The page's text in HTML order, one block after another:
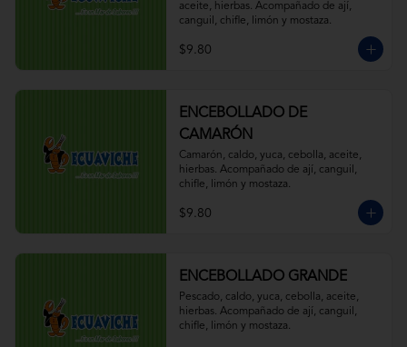
aceite, hierbas. Acompañado de ají,
canguil, chifle, limón y mostaza.
$9.80
ENCEBOLLADO DE
CAMARÓN
Camarón, caldo, yuca, cebolla, aceite,
hierbas. Acompañado de ají, canguil,
chifle, limón y mostaza.
$9.80
ENCEBOLLADO GRANDE
Pescado, caldo, yuca, cebolla, aceite,
hierbas. Acompañado de ají, canguil,
chifle, limón y mostaza.